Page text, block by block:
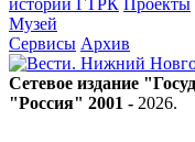
истории ГТРК Проекты
Музей
Сервисы Архив
Сетевое издание
"Россия" 2001 - 2026.